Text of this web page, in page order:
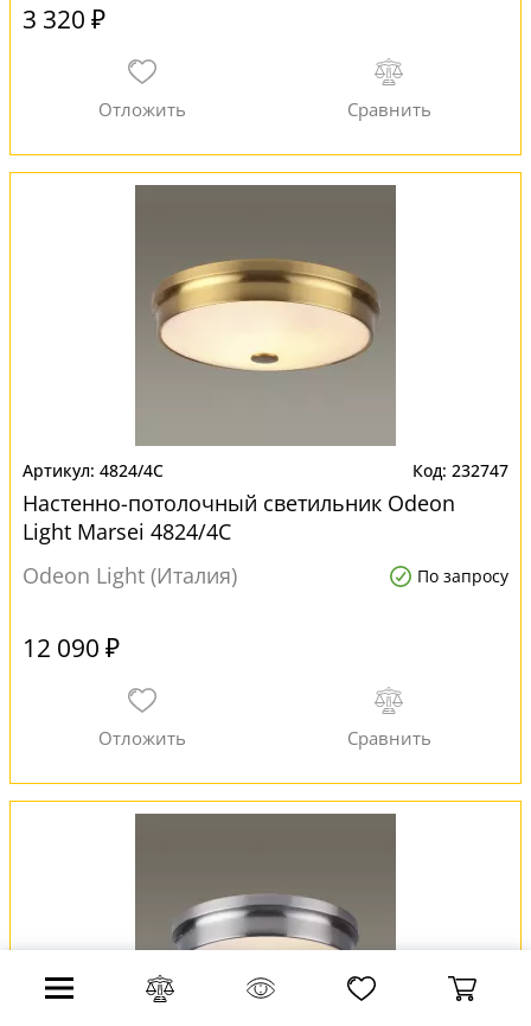
3 320 ₽
4824/4C 232747
Настенно-потолочный светильник Odeon
Light Marsei 4824/4C
Odeon Light (Италия)
По запросу
12 090 ₽